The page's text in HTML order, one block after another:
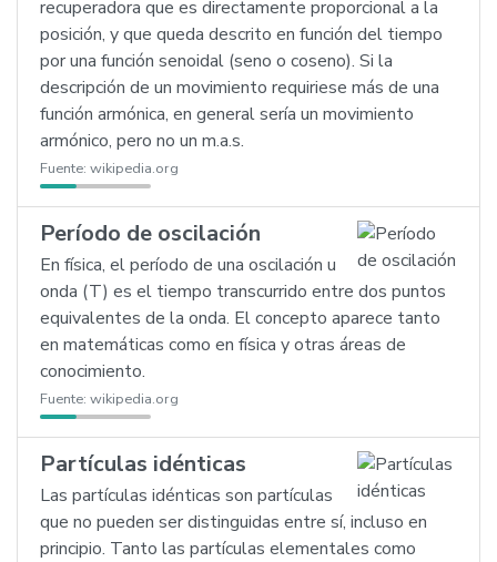
recuperadora que es directamente proporcional a la
posición, y que queda descrito en función del tiempo
por una función senoidal (seno o coseno). Si la
descripción de un movimiento requiriese más de una
función armónica, en general sería un movimiento
armónico, pero no un m.a.s.
Fuente: wikipedia.org
Período de oscilación
En física, el período de una oscilación u
onda (T) es el tiempo transcurrido entre dos puntos
equivalentes de la onda. El concepto aparece tanto
en matemáticas como en física y otras áreas de
conocimiento.
Fuente: wikipedia.org
Partículas idénticas
Las partículas idénticas son partículas
que no pueden ser distinguidas entre sí, incluso en
principio. Tanto las partículas elementales como